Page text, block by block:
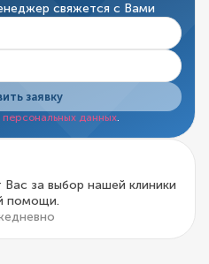
свяжется с Вами
Отправить заявку
персональных данных
за выбор нашей клиники
помощи.